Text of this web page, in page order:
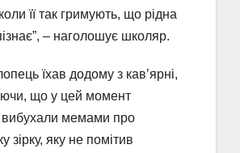
її так гримують, що рідна
– наголошує школяр.
їхав додому з кав’ярні,
що у цей момент
вибухали мемами про
зірку, яку не помітив